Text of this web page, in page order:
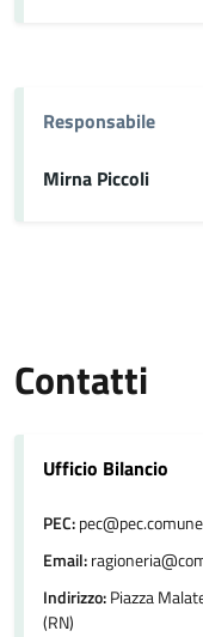
Responsabile
Mirna Piccoli
Contatti
Ufficio Bilancio
PEC:
Email:
Indirizzo:Piazza
(RN)